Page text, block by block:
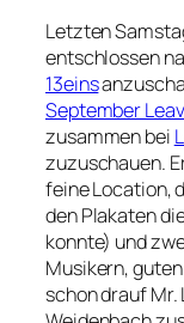
Letzten
entschlossen
13eins
September
zusammen bei
zuzuschauen.
feine Location,
den Plakaten
konnte) und
Musikern,
schon drauf Mr.